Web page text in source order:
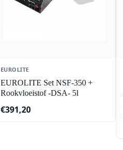
EUROLITE
EUROLITE Set NSF-350 +
Rookvloeistof -DSA- 5l
€391,20